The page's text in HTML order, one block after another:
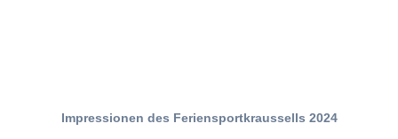
Impressionen des Feriensportkraussells 2024